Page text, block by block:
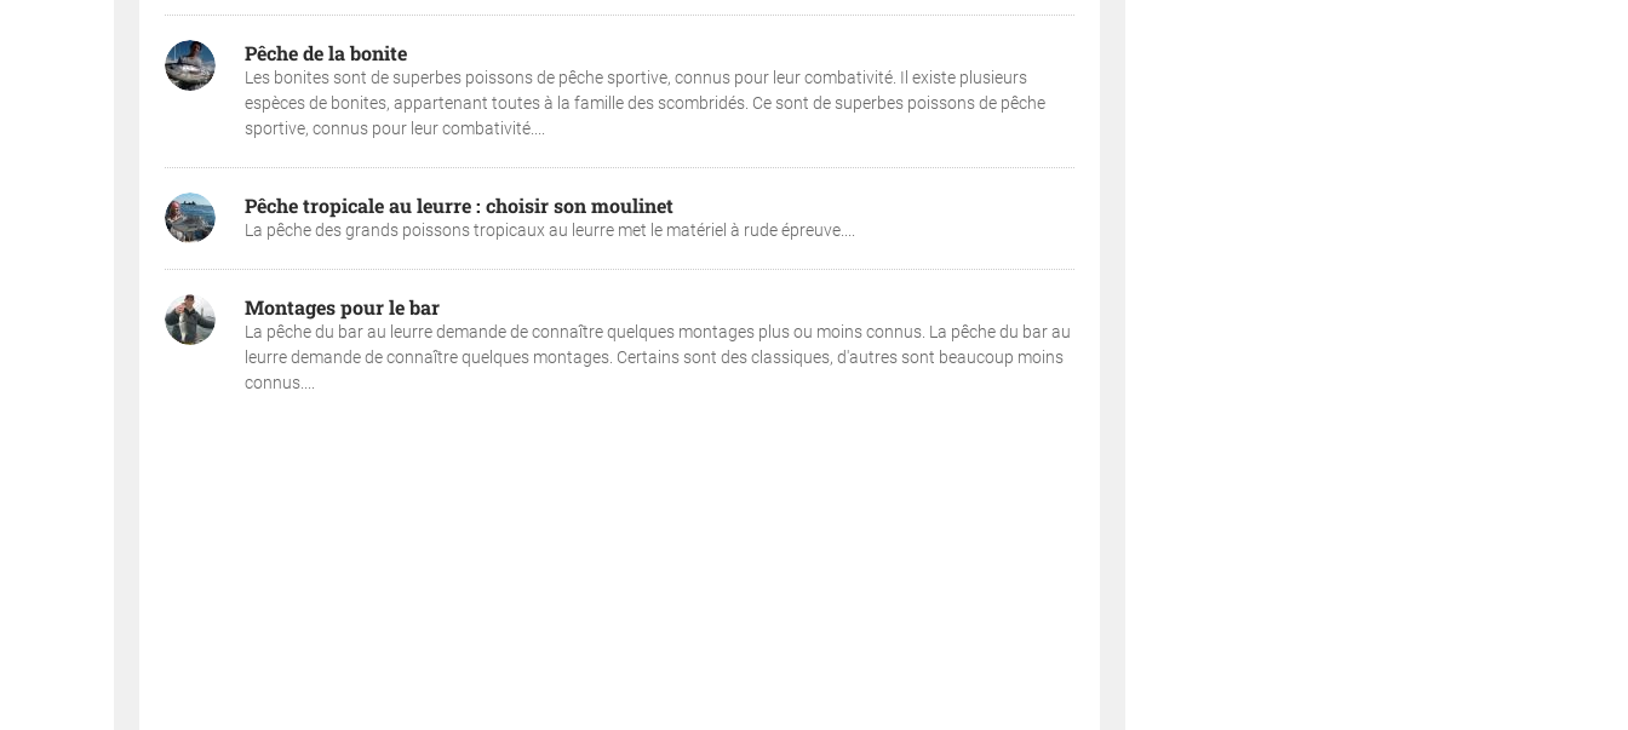
Pêche de la bonite
Les bonites sont de superbes poissons de pêche sportive, connus pour leur combativité. Il existe plusieurs
espèces de bonites, appartenant toutes à la famille des scombridés. Ce sont de superbes poissons de pêche
sportive, connus pour leur combativité....
Pêche tropicale au leurre : choisir son moulinet
La pêche des grands poissons tropicaux au leurre met le matériel à rude épreuve....
Montages pour le bar
La pêche du bar au leurre demande de connaître quelques montages plus ou moins connus. La pêche du bar au
leurre demande de connaître quelques montages. Certains sont des classiques, d'autres sont beaucoup moins
connus....